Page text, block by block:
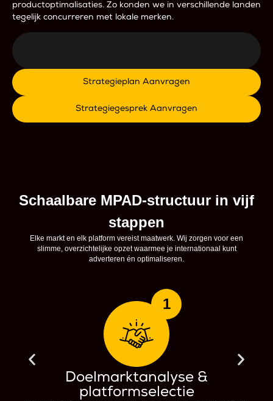
productoptimalisaties. Zo konden we in verschillende landen
tegelijk concurreren met lokale merken.
Strategieplan Aanvragen
Strategiegesprek Aanvragen
Schaalbare MPAD-structuur in vijf
stappen
Elke markt en elk platform vereist maatwerk. Wij zorgen voor een
slimme, overzichtelijke opzet waarmee je internationaal kunt
adverteren én optimaliseren.
1
Doelmarktanalyse &
platformselectie